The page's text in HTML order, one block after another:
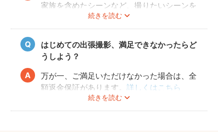
続きを読む
家族を含めたシーンなど、撮りたいシーンを
フォトグラファーさんに相談してみてくださ
いね。
はじめての出張撮影、満足できなかったらど
うしよう？
続きを読む
万が一、ご満足いただけなかった場合は、全
額返金保証があります。詳しくはこちら